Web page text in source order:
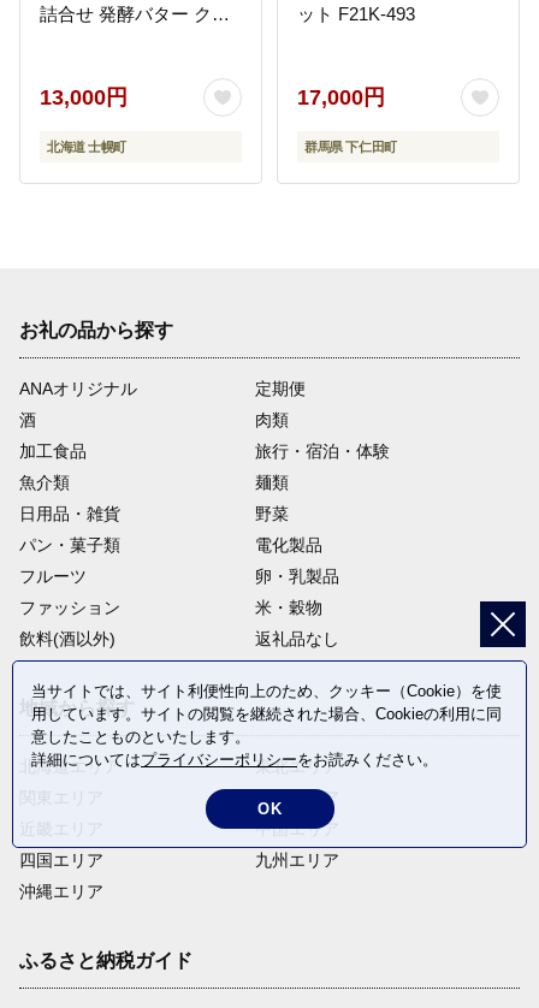
詰合せ 発酵バター クリ
ズ モッツァレラ 食べ比
べ 贈り物 お取り寄せ 詰
め合わせ 乳製品 送料無
13,000円
北海道 士幌町
ット F21K-493
17,000円
群馬県 下仁田町
お礼の品から探す
ANAオリジナル
定期便
酒
肉類
加工食品
旅行・宿泊・体験
魚介類
麺類
日用品・雑貨
野菜
パン・菓子類
電化製品
フルーツ
卵・乳製品
ファッション
米・穀物
飲料(酒以外)
返礼品なし
地域から探す
北海道エリア
四国エリア
沖縄エリア
東北エリア
中部エリア
中国エリア
九州エリア
ふるさと納税ガイド
当サイトでは、サイト利便性向上のため、クッキー（Cookie）を使
用しています。サイトの閲覧を継続された場合、Cookieの利用に同
意したことものといたします。
詳細についてはプライバシーポリシーをお読みください。
OK